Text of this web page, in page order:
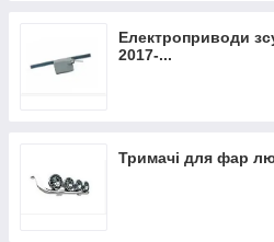
Електроприводи
2017-...
Тримачі для фар